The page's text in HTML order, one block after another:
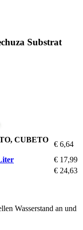
Substrat
CUBETO
€ 6,64
€ 17,99
€ 24,63
Wasserstand an und